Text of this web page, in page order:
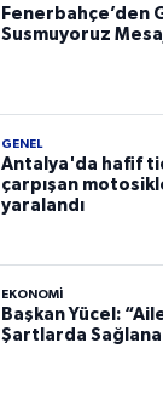
Fenerbahçe’den
Susmuyoruz
GENEL
Antalya'da hafif
çarpışan
yaralandı
EKONOMI
Başkan Yücel:
Şartlarda